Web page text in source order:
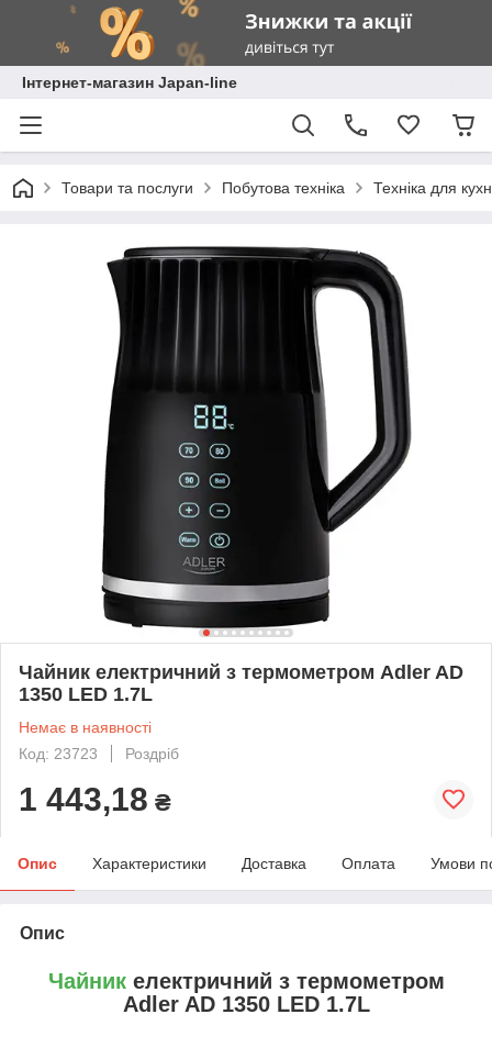
Інтернет-магазин Japan-line
Товари та послуги Побутова техніка Техніка для
Чайник електричний з термометром Adler AD
1350 LED 1.7L
Немає в наявності
Код: 23723
Роздріб
1 443,18 ₴
Опис Характеристики Доставка Оплата Умови
Опис
Чайникелектричний з термометром
Adler AD 1350 LED 1.7L